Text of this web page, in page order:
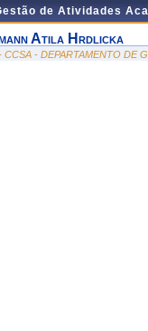
de Atividades
Atila Hrdlicka
CCSA - DEPARTAMENTO DE